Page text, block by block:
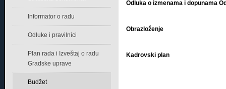
Odluka o izmenama i dopunama
Obrazloženje
Kadrovski plan
Informator o radu
Odluke i pravilnici
Plan rada i Izveštaj o radu
Gradske uprave
Budžet